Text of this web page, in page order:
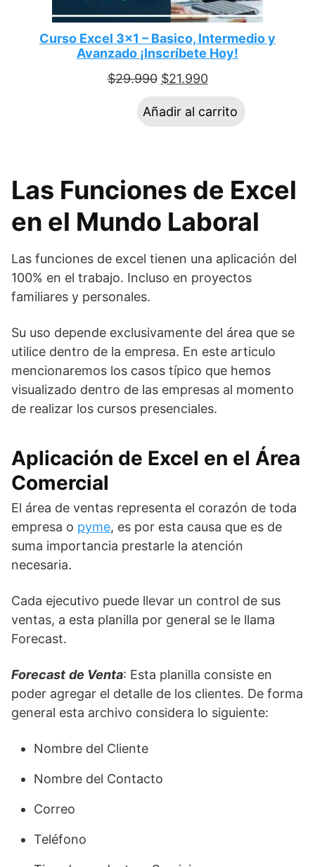
Curso Excel 3×1 – Basico, Intermedio y
Avanzado ¡Inscríbete Hoy!
$29.990 $21.990
Añadir al carrito
Las Funciones de Excel
en el Mundo Laboral
Las funciones de excel tienen una aplicación del
100% en el trabajo. Incluso en proyectos
familiares y personales.
Su uso depende exclusivamente del área que se
utilice dentro de la empresa. En este articulo
mencionaremos los casos típico que hemos
visualizado dentro de las empresas al momento
de realizar los cursos presenciales.
Aplicación de Excel en el Área
Comercial
El área de ventas representa el corazón de toda
empresa o pyme, es por esta causa que es de
suma importancia prestarle la atención
necesaria.
Cada ejecutivo puede llevar un control de sus
ventas, a esta planilla por general se le llama
Forecast.
Forecast de Venta: Esta planilla consiste en
poder agregar el detalle de los clientes. De forma
general esta archivo considera lo siguiente:
Nombre del Cliente
Nombre del Contacto
Correo
Teléfono